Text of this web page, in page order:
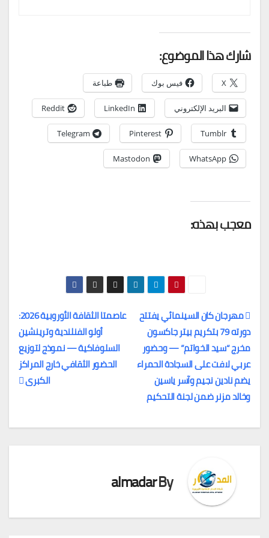
شارك هذا الموضوع:
X فيس بوك طباعة
البريد الإلكتروني LinkedIn
Reddit
Tumblr
Pinterest
Telegram
WhatsApp
Mastodon
معجب بهذه:
تصفّح
المقالات
عاصمتا الثقافة الأوروبية 2026:
أولو الفنلندية وترينشين
السلوفاكية — نموذج لتوزيع
الحضور الثقافي خارج المراكز
الكبرى
مهرجان كان السينمائي يفتتح
دورته 79 بتكريم بيتر جاكسون
مخرج “سيد الخواتم” — وحضور
عربي لافت على السجادة الحمراء
يضم نادين نجيم وآسر ياسين
وخالد مزنر ضمن لجنة التحكيم
By
almadar